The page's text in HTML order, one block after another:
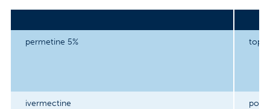
permetine 5%
ivermectine po